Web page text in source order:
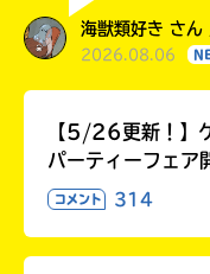
海獣類好き さ
2026.08.06
【5/26更新！】
パーティーフェア
コメント 314